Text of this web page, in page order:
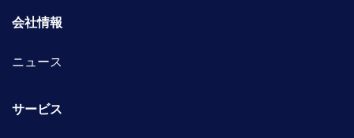
会社情報
ニュース
サービス